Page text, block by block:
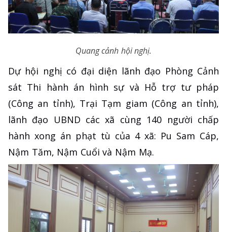
Quang cảnh hội nghị.
Dự hội nghị có đại diện lãnh đạo Phòng Cảnh
sát Thi hành án hình sự và Hỗ trợ tư pháp
(Công an tỉnh), Trại Tạm giam (Công an tỉnh),
lãnh đạo UBND các xã cùng 140 người chấp
hành xong án phạt tù của 4 xã: Pu Sam Cáp,
Nậm Tăm, Nậm Cuổi và Nậm Mạ.